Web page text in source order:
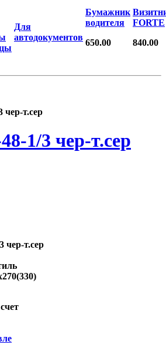
Для
автодокументов
Бумажник
водителя
650.00
FORTE
840.00
чер-т.сер
1/3 чер-т.сер
чер-т.сер